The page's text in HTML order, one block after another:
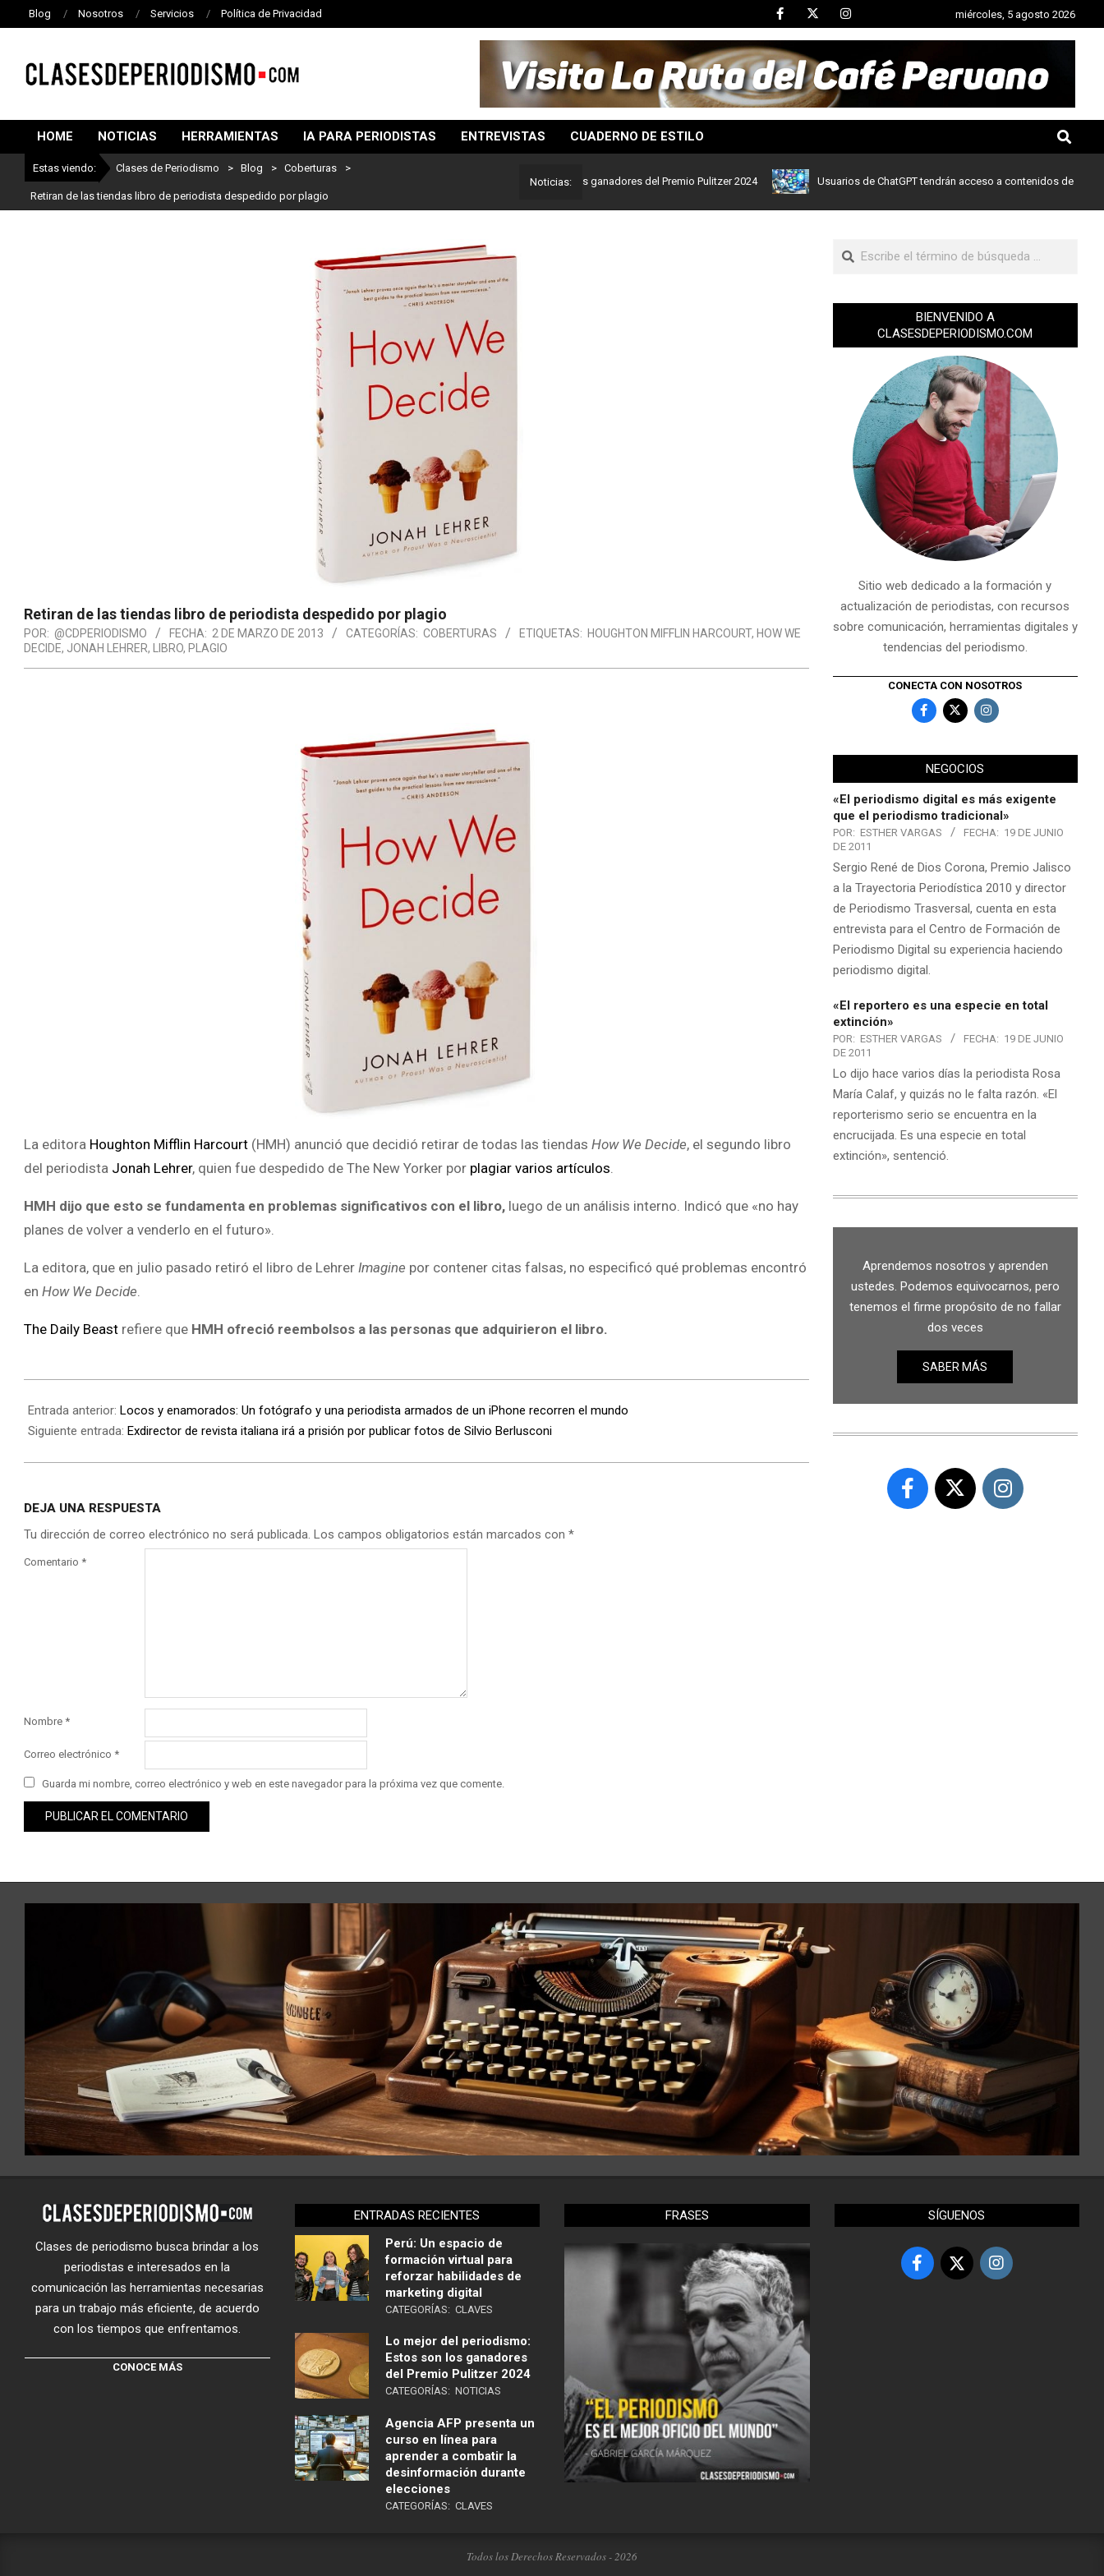
Blog Nosotros Servicios Política de Privacidad miércoles, 5 agosto 2026
DE
PERIODISMO
HOME NOTICIAS HERRAMIENTAS IA PARA PERIODISTAS ENTREVISTAS CUADERNO DE ESTILO
Estas viendo: Clases de Periodismo > Blog > Coberturas >
Retiran de las tiendas libro de periodista despedido por plagio
Noticias:
Lo mejor del periodismo: Estos son los ganadores del Premio Pulitzer 2024 Usuarios de ChatGPT tendrán acceso a contenidos de noticias de
Retiran de las tiendas libro de periodista despedido por plagio
POR: @CDPERIODISMO FECHA: 2 DE MARZO DE 2013 CATEGORÍAS: COBERTURAS ETIQUETAS: HOUGHTON MIFFLIN HARCOURT, HOW WE
DECIDE, JONAH LEHRER, LIBRO, PLAGIO
La editora Houghton Mifflin Harcourt (HMH) anunció que decidió retirar de todas las tiendas How We Decide, el segundo libro
del periodista Jonah Lehrer, quien fue despedido de The New Yorker por plagiar varios artículos.
HMH dijo que esto se fundamenta en problemas significativos con el libro, luego de un análisis interno. Indicó que «no hay
planes de volver a venderlo en el futuro».
La editora, que en julio pasado retiró el libro de Lehrer Imagine por contener citas falsas, no especificó qué problemas encontró
en How We Decide.
The Daily Beast refiere que HMH ofreció reembolsos a las personas que adquirieron el libro.
Entrada anterior: Locos y enamorados: Un fotógrafo y una periodista armados de un iPhone recorren el mundo
Siguiente entrada: Exdirector de revista italiana irá a prisión por publicar fotos de Silvio Berlusconi
DEJA UNA RESPUESTA
Tu dirección de correo electrónico no será publicada. Los campos obligatorios están marcados con *
Comentario *
Nombre *
Correo electrónico *
Guarda mi nombre, correo electrónico y web en este navegador para la próxima vez que comente.
BIENVENIDO A
CLASESDEPERIODISMO.COM
Sitio web dedicado a la formación y
actualización de periodistas, con recursos
sobre comunicación, herramientas digitales y
tendencias del periodismo.
CONECTA CON NOSOTROS
NEGOCIOS
«El periodismo digital es más exigente
que el periodismo tradicional»
POR: ESTHER VARGAS FECHA: 19 DE JUNIO
DE 2011
Sergio René de Dios Corona, Premio Jalisco
a la Trayectoria Periodística 2010 y director
de Periodismo Trasversal, cuenta en esta
entrevista para el Centro de Formación de
Periodismo Digital su experiencia haciendo
periodismo digital.
«El reportero es una especie en total
extinción»
POR: ESTHER VARGAS FECHA: 19 DE JUNIO
DE 2011
Lo dijo hace varios días la periodista Rosa
María Calaf, y quizás no le falta razón. «El
reporterismo serio se encuentra en la
encrucijada. Es una especie en total
extinción», sentenció.
Aprendemos nosotros y aprenden
ustedes. Podemos equivocarnos, pero
tenemos el firme propósito de no fallar
dos veces
SABER MÁS
Clases de periodismo busca brindar a los
periodistas e interesados en la
comunicación las herramientas necesarias
para un trabajo más eficiente, de acuerdo
con los tiempos que enfrentamos.
CONOCE MÁS
ENTRADAS RECIENTES
Perú: Un espacio de
formación virtual para
reforzar habilidades de
marketing digital
CATEGORÍAS: CLAVES
Lo mejor del periodismo:
Estos son los ganadores
del Premio Pulitzer 2024
CATEGORÍAS: NOTICIAS
Agencia AFP presenta un
curso en línea para
aprender a combatir la
desinformación durante
elecciones
CATEGORÍAS: CLAVES
FRASES SÍGUENOS
Todos los Derechos Reservados - 2026